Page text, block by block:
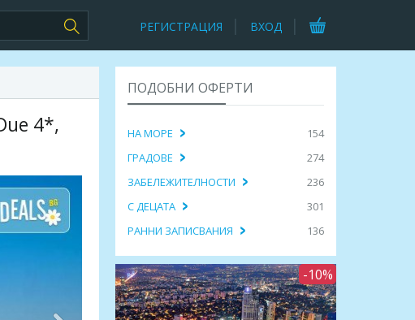
РЕГИСТРАЦИЯ ВХОД
4*,
ПОДОБНИ ОФЕРТИ
НА МОРЕ
154
ГРАДОВЕ
274
ЗАБЕЛЕЖИТЕЛНОСТИ
236
С ДЕЦАТА
301
РАННИ ЗАПИСВАНИЯ
136
-10%